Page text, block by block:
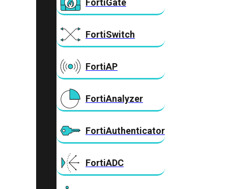
FortiGate
FortiSwitch
FortiAP
FortiAnalyzer
FortiAuthenticator
FortiADC